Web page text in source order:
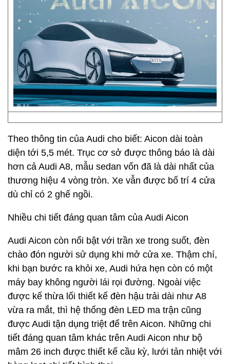
Theo thông tin của Audi cho biết: Aicon dài toàn
diện tới 5,5 mét. Trục cơ sở được thông báo là dài
hơn cả Audi A8, mẫu sedan vốn đã là dài nhất của
thương hiệu 4 vòng tròn. Xe vẫn được bố trí 4 cửa
dù chỉ có 2 ghế ngồi.
Nhiều chi tiết đáng quan tâm của Audi Aicon
Audi Aicon còn nổi bật với trần xe trong suốt, đèn
chào đón người sử dụng khi mở cửa xe. Thậm chí,
khi bạn bước ra khỏi xe, Audi hứa hẹn còn có một
máy bay không người lái rọi đường. Ngoài việc
được kế thừa lối thiết kế đèn hậu trải dài như A8
vừa ra mắt, thì hệ thống đèn LED ma trận cũng
được Audi tận dụng triệt để trên Aicon. Những chi
tiết đáng quan tâm khác trên Audi Aicon như bộ
mâm 26 inch được thiết kế cầu kỳ, lưới tản nhiệt với